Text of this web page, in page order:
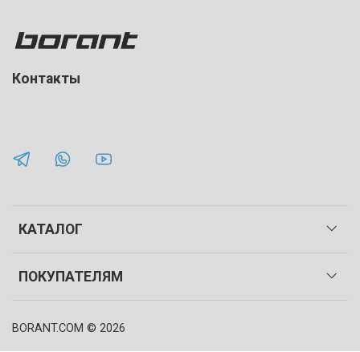
КАТАЛОГ
ПОКУПАТЕЛЯМ
Контакты
BORANT.COM © 2026